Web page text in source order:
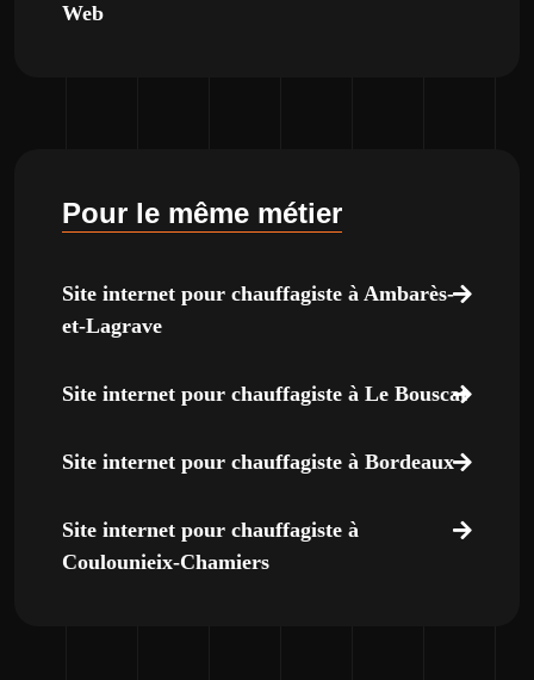
Web
Pour le même métier
Site internet pour chauffagiste à Ambarès-
et-Lagrave
Site internet pour chauffagiste à Le Bouscat
Site internet pour chauffagiste à Bordeaux
Site internet pour chauffagiste à
Coulounieix-Chamiers